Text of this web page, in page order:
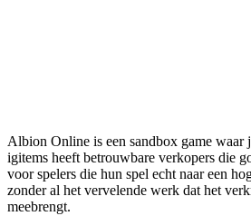
Albion Online is een sandbox game waar
igitems heeft betrouwbare verkopers die
voor spelers die hun spel echt naar een
zonder al het vervelende werk dat het
meebrengt.